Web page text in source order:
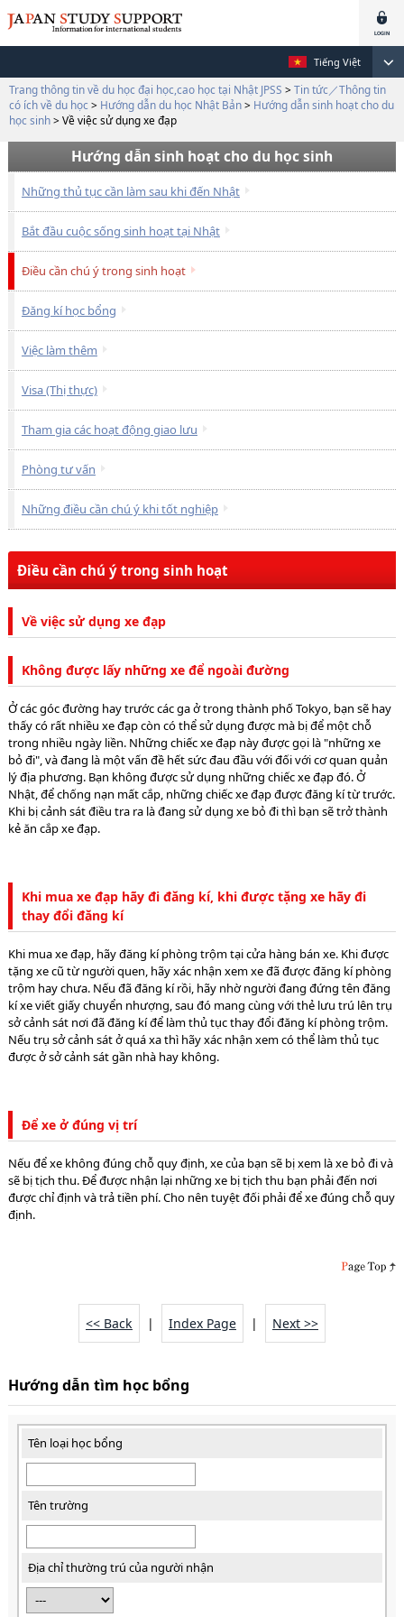
Tiếng Việt
Trang thông tin về du học đại học,cao học tại Nhật JPSS > Tin tức／Thông tin
có ích về du học > Hướng dẫn du học Nhật Bản> Hướng dẫn sinh hoạt cho du
học sinh> Về việc sử dụng xe đạp
Hướng dẫn sinh hoạt cho du học sinh
Những thủ tục cần làm sau khi đến Nhật
Bắt đầu cuộc sống sinh hoạt tại Nhật
Điều cần chú ý trong sinh hoạt
Đăng kí học bổng
Việc làm thêm
Visa (Thị thực)
Tham gia các hoạt động giao lưu
Phòng tư vấn
Những điều cần chú ý khi tốt nghiệp
Điều cần chú ý trong sinh hoạt
Về việc sử dụng xe đạp
Không được lấy những xe để ngoài đường
Ở các góc đường hay trước các ga ở trong thành phố Tokyo, bạn sẽ hay
thấy có rất nhiều xe đạp còn có thể sử dụng được mà bị để một chỗ
trong nhiều ngày liền. Những chiếc xe đạp này được gọi là "những xe
bỏ đi", và đang là một vấn đề hết sức đau đầu với đối với cơ quan quản
lý địa phương. Bạn không được sử dụng những chiếc xe đạp đó. Ở
Nhật, để chống nạn mất cắp, những chiếc xe đạp được đăng kí từ trước.
Khi bị cảnh sát điều tra ra là đang sử dụng xe bỏ đi thì bạn sẽ trở thành
kẻ ăn cắp xe đạp.
Khi mua xe đạp hãy đi đăng kí, khi được tặng xe hãy đi
thay đổi đăng kí
Khi mua xe đạp, hãy đăng kí phòng trộm tại cửa hàng bán xe. Khi được
tặng xe cũ từ người quen, hãy xác nhận xem xe đã được đăng kí phòng
trộm hay chưa. Nếu đã đăng kí rồi, hãy nhờ người đang đứng tên đăng
kí xe viết giấy chuyển nhượng, sau đó mang cùng với thẻ lưu trú lên trụ
sở cảnh sát nơi đã đăng kí để làm thủ tục thay đổi đăng kí phòng trộm.
Nếu trụ sở cảnh sát ở quá xa thì hãy xác nhận xem có thể làm thủ tục
được ở sở cảnh sát gần nhà hay không.
Để xe ở đúng vị trí
Nếu để xe không đúng chỗ quy định, xe của bạn sẽ bị xem là xe bỏ đi và
sẽ bị tịch thu. Để được nhận lại những xe bị tịch thu bạn phải đến nơi
được chỉ định và trả tiền phí. Cho nên tuyệt đối phải để xe đúng chỗ quy
định.
<< Back | Index Page | Next >>
Hướng dẫn tìm học bổng
Tên loại học bổng
Tên trường
Địa chỉ thường trú của người nhận